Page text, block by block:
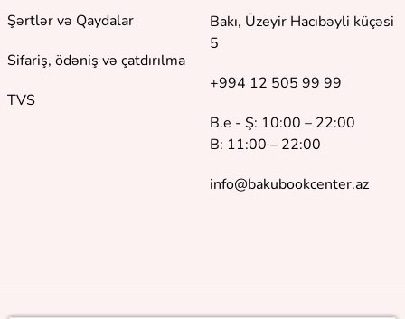
Şərtlər və Qaydalar
Sifariş, ödəniş və çatdırılma
TVS
Bakı, Üzeyir Hacıbəyli küçəsi
5
+994 12 505 99 99
B.e - Ş: 10:00 – 22:00
B: 11:00 – 22:00
info@bakubookcenter.az